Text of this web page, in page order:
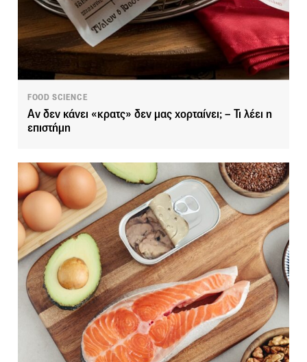
FOOD SCIENCE
Αν δεν κάνει «κρατς» δεν μας χορταίνει; – Τι λέει η
επιστήμη